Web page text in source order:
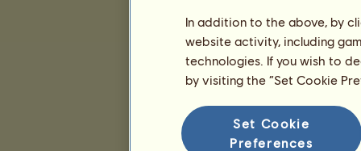
Aurora
In addition to the above, by
website activity, including
technologies. If you wish to
by visiting the “Set Cookie
Set Cookie
Preferences